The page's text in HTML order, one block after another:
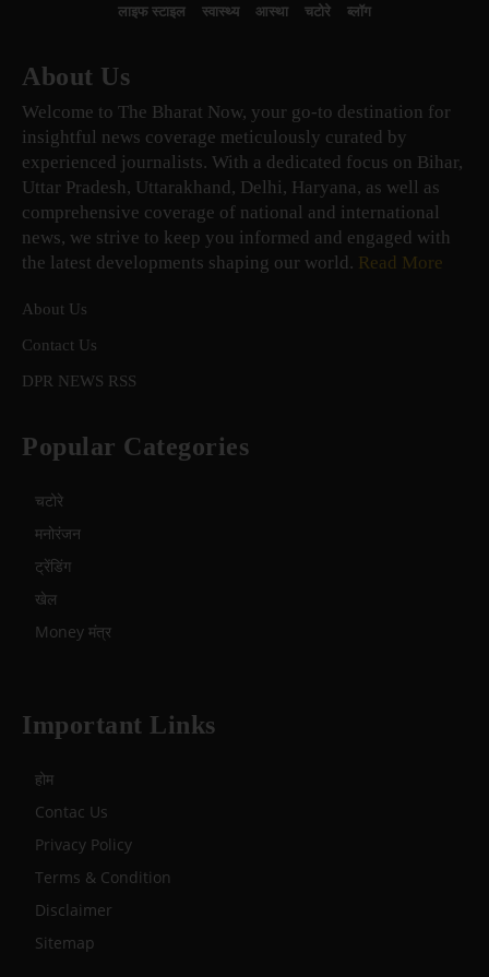
लाइफ स्टाइल
स्वास्थ्य आस्था चटोरे ब्लॉग
About Us
Welcome to The Bharat Now, your go-to destination for
insightful news coverage meticulously curated by
experienced journalists. With a dedicated focus on Bihar,
Uttar Pradesh, Uttarakhand, Delhi, Haryana, as well as
comprehensive coverage of national and international
news, we strive to keep you informed and engaged with
the latest developments shaping our world. Read More
About Us
Contact Us
DPR NEWS RSS
Popular Categories
चटोरे
मनोरंजन
ट्रेंडिंग
खेल
Money मंत्र
Important Links
होम
Contac Us
Privacy Policy
Terms & Condition
Disclaimer
Sitemap